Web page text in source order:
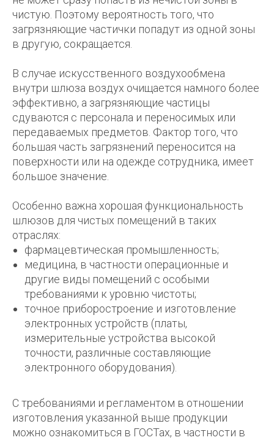
чистую. Поэтому вероятность того, что
загрязняющие частички попадут из одной зоны
в другую, сокращается.
В случае искусственного воздухообмена
внутри шлюза воздух очищается намного более
эффективно, а загрязняющие частицы
сдуваются с персонала и переносимых или
передаваемых предметов. Фактор того, что
большая часть загрязнений переносится на
поверхности или на одежде сотрудника, имеет
большое значение.
Особенно важна хорошая функциональность
шлюзов для чистых помещений в таких
отраслях:
фармацевтическая промышленность;
медицина, в частности операционные и
другие виды помещений с особыми
требованиями к уровню чистоты;
точное приборостроение и изготовление
электронных устройств (платы,
измерительные устройства высокой
точности, различные составляющие
электронного оборудования).
С требованиями и регламентом в отношении
изготовления указанной выше продукции
можно ознакомиться в ГОСТах, в частности в